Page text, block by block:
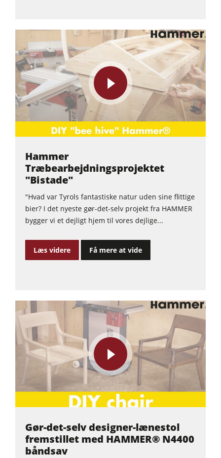
Hammer
Træbearbejdningsprojektet
"Bistade"
"Hvad var Tyrols fantastiske natur uden sine flittige
bier? I det nyeste gør-det-selv projekt fra HAMMER
bygger vi et dejligt hjem til vores dejlige...
Læs videre Få mere at vide
video
Gør-det-selv designer-lænestol
fremstillet med HAMMER® N4400
båndsav
play
video